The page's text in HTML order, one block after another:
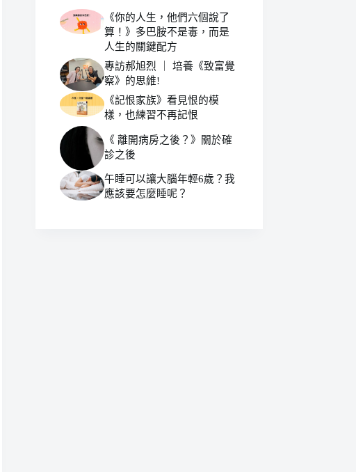
《你的人生，他們六個說了
算！》多巴胺不是毒，而是
人生的關鍵配方
專訪郝旭烈 ｜ 培養《致富覺
察》的思維!
《記恨家族》看見恨的模
樣，也練習不再記恨
《 離開病房之後？》關於確
診之後
午睡可以讓大腦年輕6歲？我
應該要怎麼睡呢？